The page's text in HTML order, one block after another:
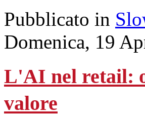
Pubblicato in
Domenica, 19
L'AI nel retail:
valore